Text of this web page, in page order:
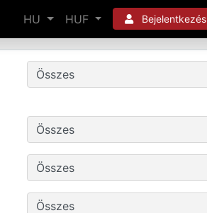
HU HUF Bejelentkezés